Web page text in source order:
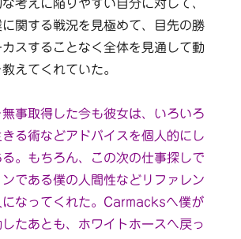
考えに陥りやすい自分に対して、
関する戦況を見極めて、目先の勝
スすることなく全体を見通して動
えてくれていた。
事取得した今も彼女は、いろいろ
る術などアドバイスを個人的にし
。もちろん、この次の仕事探しで
である僕の人間性などリファレン
になってくれた。Carmacksへ僕が
たあとも、ホワイトホースへ戻っ